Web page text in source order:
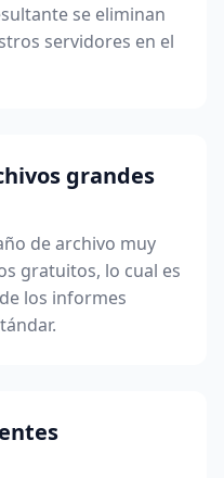
se eliminan
servidores en el
grandes
de archivo muy
gratuitos, lo cual es
los informes